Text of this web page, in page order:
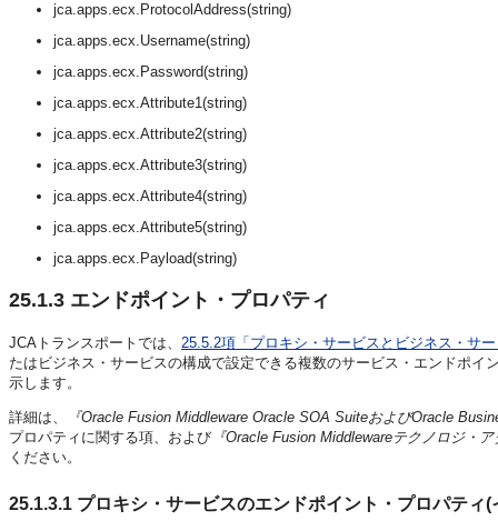
jca.apps.ecx.ProtocolAddress(string)
jca.apps.ecx.Username(string)
jca.apps.ecx.Password(string)
jca.apps.ecx.Attribute1(string)
jca.apps.ecx.Attribute2(string)
jca.apps.ecx.Attribute3(string)
jca.apps.ecx.Attribute4(string)
jca.apps.ecx.Attribute5(string)
jca.apps.ecx.Payload(string)
25.1.3 エンドポイント・プロパティ
JCAトランスポートでは、 25.5.2項「プロキシ・サービスとビジネス・サ
たはビジネス・サービスの構成で設定できる複数のサービス・エンドポ
示します。
詳細は、
『Oracle Fusion Middleware Oracle SOA SuiteおよびOracle
プロパティに関する項、および 『Oracle Fusion Middlewareテクノロジ・
ください。
25.1.3.1 プロキシ・サービスのエンドポイント・プロパティ(